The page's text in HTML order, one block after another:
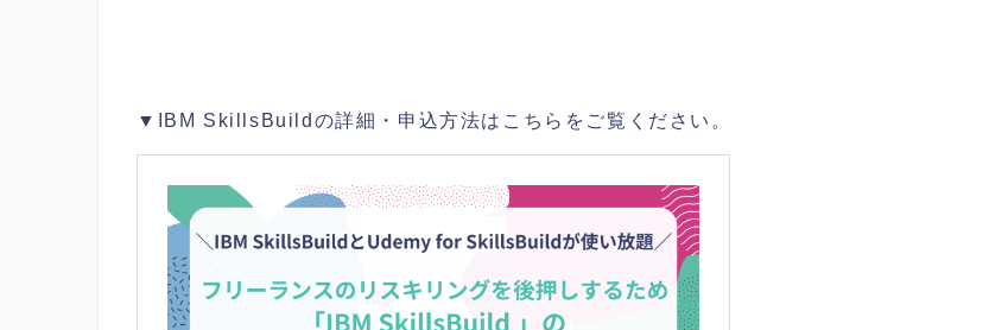
▼IBM SkillsBuildの詳細・申込方法はこちらをご覧ください。